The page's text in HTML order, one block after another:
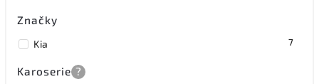
Značky
Kia 7
Karoserie ?